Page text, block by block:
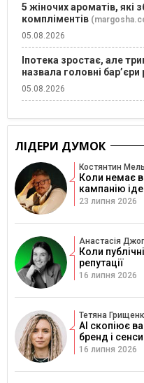
5 жіночих ароматів, які
компліментів
05.08.2026
Іпотека зростає, але
назвала головні бар’єри
05.08.2026
ЛІДЕРИ ДУМОК
Костянтин
Коли немає
кампанію
23 липня 2026
Анастасія
Коли
репутації
16 липня 2026
Тетяна
AI скопіює
бренд і
16 липня 2026